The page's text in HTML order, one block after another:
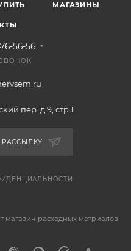
МАГАЗИНЫ
56-56
пер. д.9, стр.1
расходных метриалов